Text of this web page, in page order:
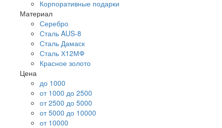
Корпоративные подарки
Материал
Серебро
Сталь AUS-8
Сталь Дамаск
Сталь Х12МФ
Красное золото
Цена
до 1000
от 1000 до 2500
от 2500 до 5000
от 5000 до 10000
от 10000